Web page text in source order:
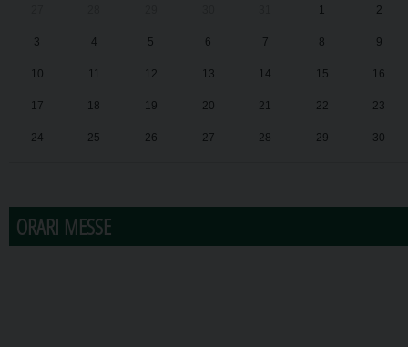
1 2
3 4 5 6 7 8 9
10 11 12 13 14 15 16
17 18 19 20 21 22 23
24 25 26 27 28 29 30
ORARI MESSE